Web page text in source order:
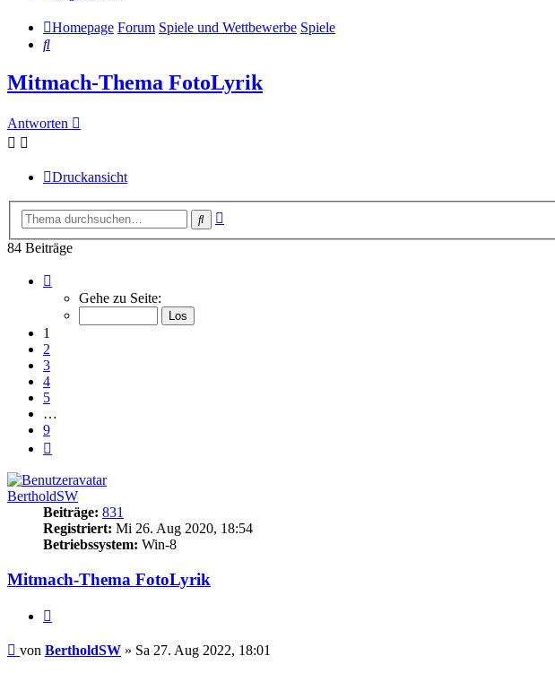
Homepage Forum Spiele und Wettbewerbe Spiele
Suche
Mitmach-Thema FotoLyrik
Antworten
Druckansicht
Suche
84 Beiträge
von
Gehe zu Seite:
1
2
3
4
5
…
9
BertholdSW
Beiträge: 831
Registriert: Mi 26. Aug 2020, 18:54
Betriebssystem: Win-8
Mitmach-Thema FotoLyrik
Beitrag
von BertholdSW » Sa 27. Aug 2022, 18:01